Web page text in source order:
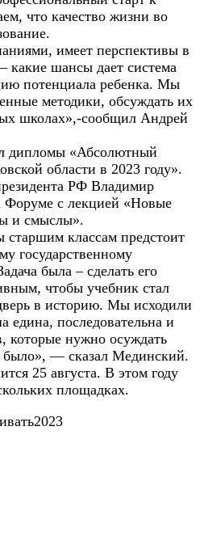
что качество жизни во
имеет перспективы в
какие шансы дает система
потенциала ребенка. Мы
методики, обсуждать их
школах»,-сообщил Андрей
дипломы «Абсолютный
области в 2023 году».
РФ Владимир
с лекцией «Новые
и смыслы».
старшим классам предстоит
государственному
была – сделать его
чтобы учебник стал
в историю. Мы исходили
едина, последовательна и
которые нужно осуждать
было», — сказал Мединский.
25 августа. В этом году
площадках.